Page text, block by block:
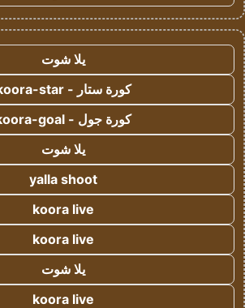
يلا شوت
كورة ستار - koora-star
كورة جول - koora-goal
يلا شوت
yalla shoot
koora live
koora live
يلا شوت
koora live